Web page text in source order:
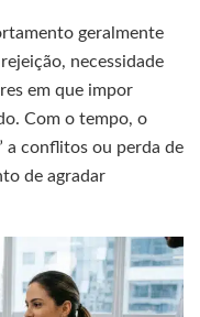
geralmente
necessidade
em que impor
Com o tempo, o
a conflitos ou perda de
de agradar